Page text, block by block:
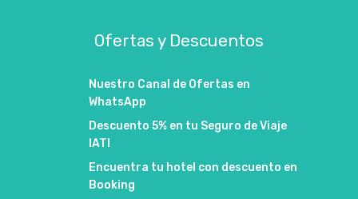
Ofertas y Descuentos
Nuestro Canal de Ofertas en
WhatsApp
Descuento 5% en tu Seguro de Viaje
IATI
Encuentra tu hotel con descuento en
Booking